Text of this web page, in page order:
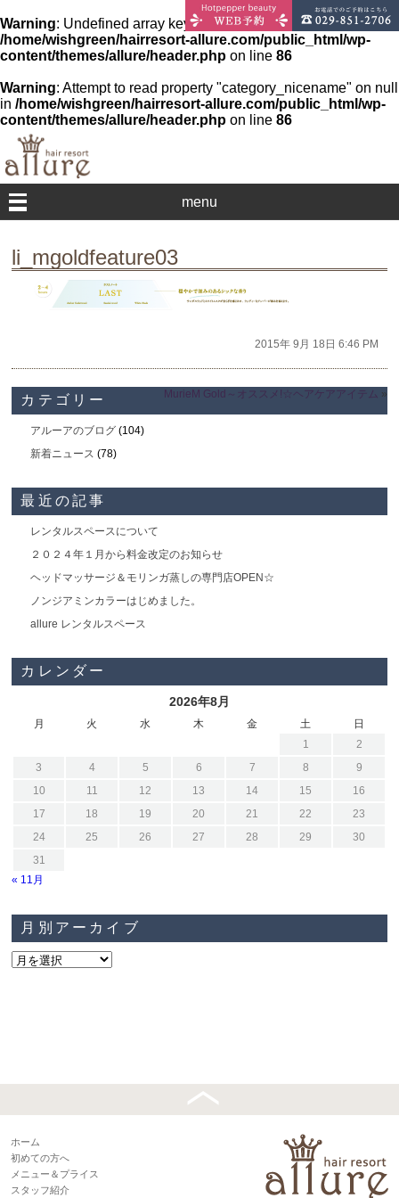
Warning: Undefined array key 0 in
/home/wishgreen/hairresort-allure.com/public_html/wp-
content/themes/allure/header.php on line 86
Warning: Attempt to read property "category_nicename" on null
in /home/wishgreen/hairresort-allure.com/public_html/wp-
content/themes/allure/header.php on line 86
menu
li_mgoldfeature03
2015年 9月 18日 6:46 PM
MurieM Gold～オススメ!☆ヘアケアアイテム »
カテゴリー
アルーアのブログ (104)
新着ニュース (78)
最近の記事
レンタルスペースについて
２０２４年１月から料金改定のお知らせ
ヘッドマッサージ＆モリンガ蒸しの専門店OPEN☆
ノンジアミンカラーはじめました。
allure レンタルスペース
カレンダー
2026年8月
月 火 水 木 金 土
日
1
2
3
4 5 6 7 8
9
10
11 12 13 14 15
16
17
18 19 20 21 22
23
24
25 26 27 28 29
30
31
« 11月
月別アーカイブ
ホーム
初めての方へ
メニュー＆プライス
スタッフ紹介